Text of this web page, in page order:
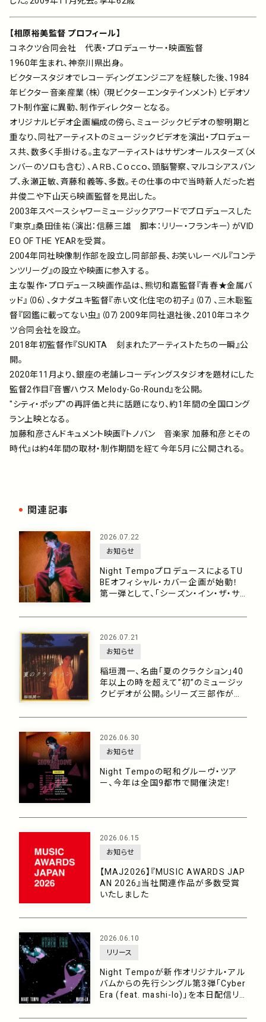
【相原裕美監督 プロフィール】
コネクツ合同会社 代表・プロデューサー・映画監督
1960年生まれ、神奈川県出身。
ビクタースタジオでレコーディングエンジニアを経験した後、1984
年ビクター音楽産業（株）（現ビクターエンタテインメント）ビデオソ
フト制作室に異動、制作ディレクターとなる。
オリジナルビデオ企画編成の傍ら、ミュージックビデオの黎明期と
重なり、同社アーティストのミュージックビデオを演出・プロデュー
ス共、数多く手掛ける。主なアーティストはサザンオールスターズ（メ
ンバーのソロも含む）、ＡＲＢ、Ｃｏｃｃｏ、頭脳警察、マルコシアスバン
プ、永瀬正敏、斉藤和義等、多数。その仕事の中で当時新人だった岩
井俊二や下山天ら映画監督を見出した。
2003年スペースシャワーミュージックアワードでプロデュースした
『東京』桑田佳祐（演出：信藤三雄 脚本：リリー・フランキー）がVID
EO OF THE YEARを受賞。
2004年同社映像制作部を設立し同部部長、お笑いレーベル『コンテ
ンツリーグ』の設立や映画に参入する。
主な製作・プロデュース映画作品は、熊切和嘉監督『青春★金属バ
ッド』（06）、タナダユキ監督『赤い文化住宅の初子』（07）、三木聡監
督『図鑑に載ってない虫』（07）2009年同社退社後、2010年コネク
ツ合同会社を設立。
2018年初監督作『SUKITA 刻まれたアーティストたちの一瞬』公
開。
2020年11月より、銀座の老舗レコーディングスタジオを題材にした
監督2作目『音響ハウス Melody-Go-Round』を公開。
"シティ・ポップ"の再評価と共に話題になり、約1年間の全国ロング
ラン上映となる。
加藤和彦さんドキュメント映画『トノバン 音楽家 加藤和彦とその
時代』は約4年間の取材・制作期間を経て今年5月に公開される。
関連記事
2026.07.22
お知らせ
Night TempoプロデュースによるTU
BEオフィシャル・カバー企画が始動！
第一弾として、「シーズン・イン・ザ・サ
信リリース！
2026.07.21
お知らせ
稲垣潤一、名曲「夏のクラクション」40
年以上の時を超えて”初”のミュージッ
クビデオが公開。シリーズ三部作がつ
2026.06.30
お知らせ
Night Tempoの昭和グルーヴ・ツア
ー、今年は全国9都市で開催決定！
2026.06.15
お知らせ
【MAJ2026】『MUSIC AWARDS JAP
AN 2026』当社関連作品が多数受賞
いたしました
2026.06.10
リリース
Night Tempoが新作オリジナル・アル
バムからの先行シングル第3弾「Cyber
Era (feat. mashi-lo)」を本日配信リリ
点の「ハードコア・テクノ」ナンバー！